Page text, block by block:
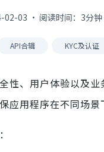
02-03 · 阅读时间：3分钟
API合辑 KYC及认证
性、用户体验以及
用程序在不同场景